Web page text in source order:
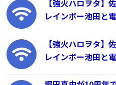
【強火ハロヲタ】
レインボー池田と
【強火ハロヲタ】
レインボー池田と